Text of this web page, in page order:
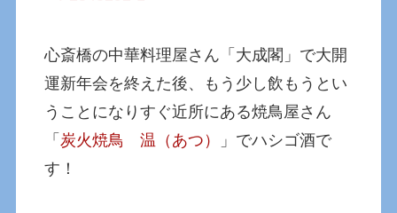
心斎橋の中華料理屋さん「大成閣」で大開
運新年会を終えた後、もう少し飲もうとい
うことになりすぐ近所にある焼鳥屋さん
「炭火焼鳥 温（あつ）
」でハシゴ酒で
す！